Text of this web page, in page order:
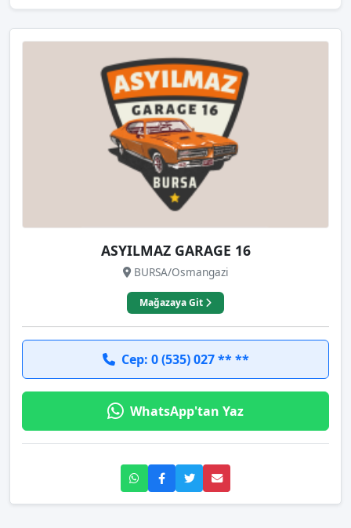
ASYILMAZ GARAGE 16
BURSA/Osmangazi
Mağazaya Git
Cep: 0 (535) 027 ** **
WhatsApp'tan Yaz